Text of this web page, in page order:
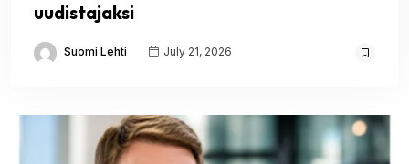
uudistajaksi
Suomi Lehti July 21, 2026